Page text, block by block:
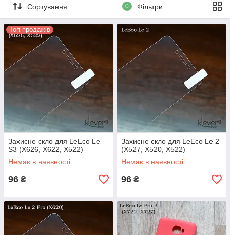
Сортування 0 Фільтри
Топ продажів
Захисне скло для LeEco Le
S3 (X626, X622, X522)
Немає в наявності
96 ₴
Захисне скло для LeEco Le 2
(X527, X520, X522)
Немає в наявності
96 ₴